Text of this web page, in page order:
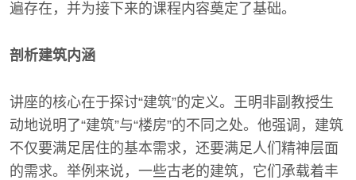
遍存在，并为接下来的课程内容奠定了基础。
剖析建筑内涵
讲座的核心在于探讨“建筑”的定义。王明非副教授生
动地说明了“建筑”与“楼房”的不同之处。他强调，建筑
不仅要满足居住的基本需求，还要满足人们精神层面
的需求。举例来说，一些古老的建筑，它们承载着丰